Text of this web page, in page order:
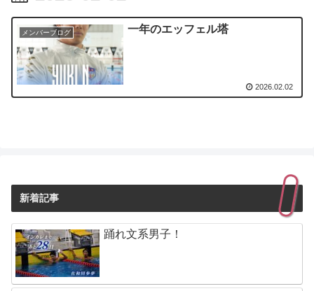
メンバーブログ 一年のエッフェル塔
2026.02.02
新着記事
踊れ文系男子！